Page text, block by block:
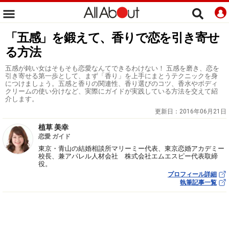
「五感」を鍛えて、香りで恋を引き寄せ
る方法
五感が鈍い女はそもそも恋愛なんてできるわけない！ 五感を磨き、恋を
引き寄せる第一歩として、まず「香り」を上手にまとうテクニックを身
につけましょう。五感と香りの関連性、香り選びのコツ、香水やボディ
クリームの使い分けなど、実際にガイドが実践している方法を交えて紹
介します。
更新日： 2016年06月21日
植草 美幸
恋愛 ガイド
東京・青山の結婚相談所マリーミー代表、東京恋婚アカデミー
校長、兼アパレル人材会社 株式会社エムエスピー代表取締
役。
プロフィール詳細
執筆記事一覧